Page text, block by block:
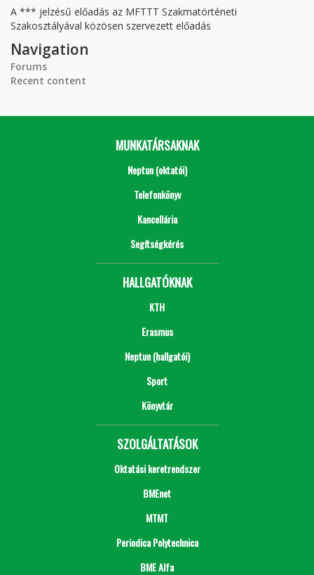
A *** jelzésű előadás az MFTTT Szakmatörténeti
Szakosztályával közösen szervezett előadás
Navigation
Forums
Recent content
MUNKATÁRSAKNAK
Neptun (oktatói)
Telefonkönyv
Kancellária
Segítségkérés
HALLGATÓKNAK
KTH
Erasmus
Neptun (hallgatói)
Sport
Könyvtár
SZOLGÁLTATÁSOK
Oktatási keretrendszer
BMEnet
MTMT
Periodica Polytechnica
BME Alfa